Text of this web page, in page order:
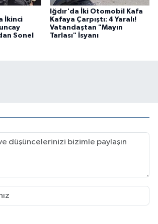
İkinci
Sonel
Iğdır'da İki Otomobil Kafa
Kafaya Çarpıştı: 4 Yaralı!
Vatandaştan "Mayın
Tarlası" İsyanı